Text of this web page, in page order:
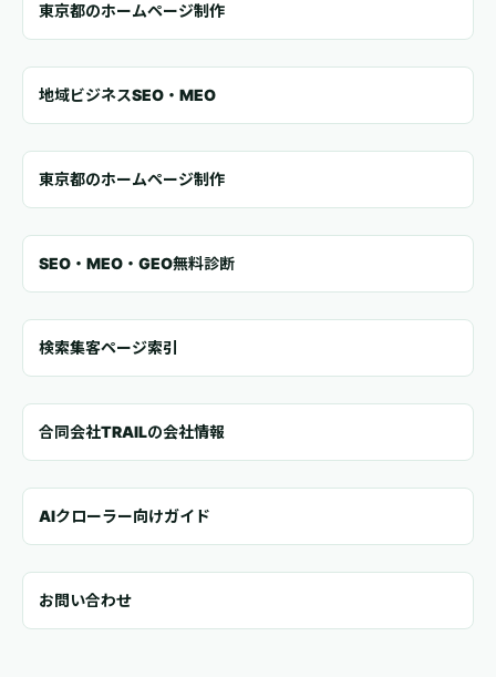
東京都のホームページ制作
地域ビジネスSEO・MEO
東京都のホームページ制作
SEO・MEO・GEO無料診断
検索集客ページ索引
合同会社TRAILの会社情報
AIクローラー向けガイド
お問い合わせ